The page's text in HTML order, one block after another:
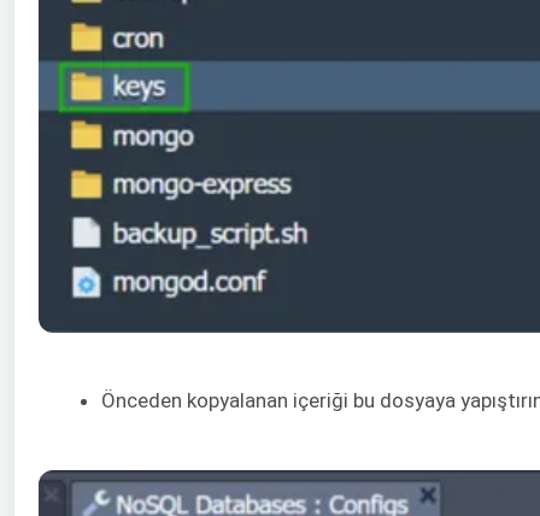
Önceden kopyalanan içeriği bu dosyaya